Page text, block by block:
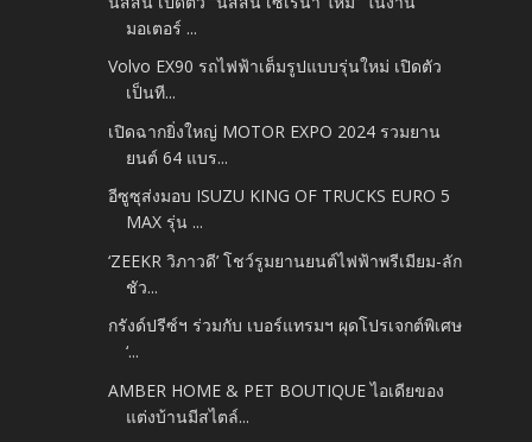
มอเตอร์ ...
Volvo EX90 รถไฟฟ้าเต็มรูปแบบรุ่นใหม่ เปิดตัว
เป็นที...
เปิดฉากยิ่งใหญ่ MOTOR EXPO 2024 รวมยาน
ยนต์ 64 แบร...
อีซูซุส่งมอบ ISUZU KING OF TRUCKS EURO 5
MAX รุ่น ...
‘ZEEKR วิภาวดี’ โชว์รูมยานยนต์ไฟฟ้าพรีเมียม-ลัก
ชัว...
กรังด์ปรีซ์ฯ ร่วมกับ เบอร์แทรมฯ ผุดโปรเจกต์พิเศษ
‘...
AMBER HOME & PET BOUTIQUE ไอเดียของ
แต่งบ้านมีสไตล์...